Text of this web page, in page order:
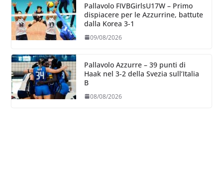
Pallavolo FIVBGirlsU17W – Primo
dispiacere per le Azzurrine, battute
dalla Korea 3-1
09/08/2026
Pallavolo Azzurre – 39 punti di
Haak nel 3-2 della Svezia sull’Italia
B
08/08/2026